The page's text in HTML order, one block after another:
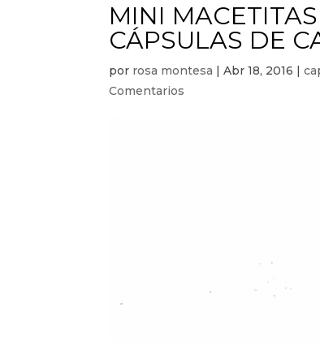
MINI
CÁPSULAS DE
por rosa montesa |Abr 18, 2016 |
Comentarios